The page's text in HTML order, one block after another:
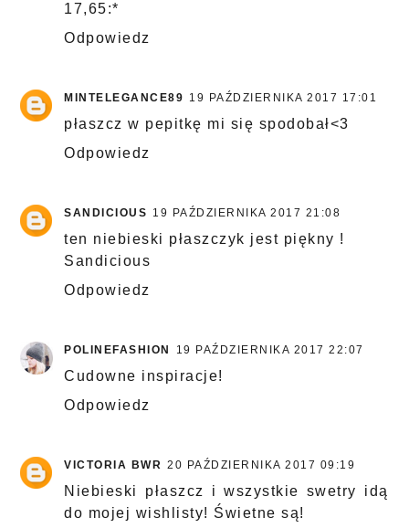
17,65:*
Odpowiedz
MINTELEGANCE89 19 PAŹDZIERNIKA 2017 17:01
płaszcz w pepitkę mi się spodobał<3
Odpowiedz
SANDICIOUS 19 PAŹDZIERNIKA 2017 21:08
ten niebieski płaszczyk jest piękny !
Sandicious
Odpowiedz
POLINEFASHION 19 PAŹDZIERNIKA 2017 22:07
Cudowne inspiracje!
Odpowiedz
VICTORIA BWR 20 PAŹDZIERNIKA 2017 09:19
Niebieski płaszcz i wszystkie swetry idą
do mojej wishlisty! Świetne są!